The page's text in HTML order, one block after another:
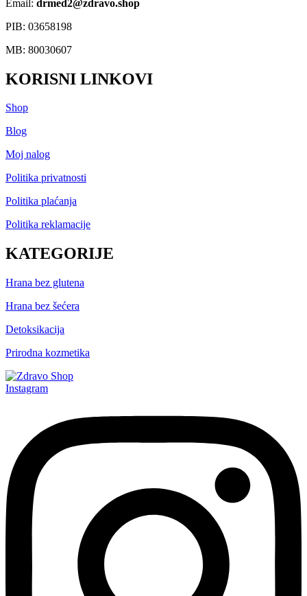
Email: drmed2@zdravo.shop
PIB: 03658198
MB: 80030607
KORISNI LINKOVI
Shop
Blog
Moj nalog
Politika privatnosti
Politika plaćanja
Politika reklamacije
KATEGORIJE
Hrana bez glutena
Hrana bez šećera
Detoksikacija
Prirodna kozmetika
Instagram